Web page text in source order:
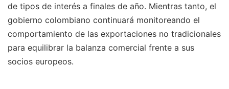
de tipos de interés a finales de año. Mientras tanto, el
gobierno colombiano continuará monitoreando el
comportamiento de las exportaciones no tradicionales
para equilibrar la balanza comercial frente a sus
socios europeos.